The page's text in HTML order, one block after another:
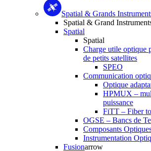
Spatial & Grands
Spatial & Grand
Spatial
Spatial
Charge utile optique
de petits satellites
SPEO
Communication
Optique
HPMUX –
puissance
FiTT – Fiber
OGSE – Bancs de
Composants
Instrumentation
Fusionarrow